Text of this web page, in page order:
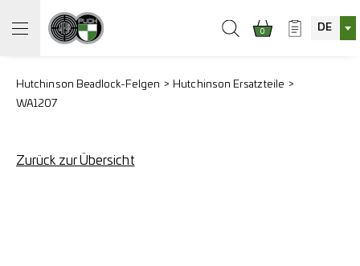
0 DE
Hutchinson Beadlock-Felgen
Hutchinson Ersatzteile
WA1207
Zurück zur Übersicht